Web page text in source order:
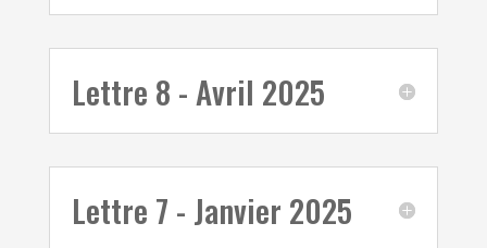
Lettre 8 - Avril 2025
Lettre 7 - Janvier 2025